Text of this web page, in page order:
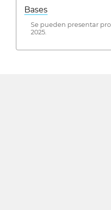
Bases
Se pueden presentar
2025.